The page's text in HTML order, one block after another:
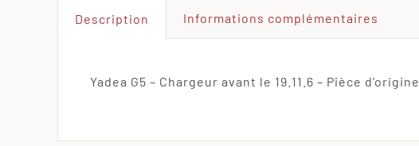
Description Informations complémentaires
Yadea G5 – Chargeur avant le 19.11.6 – Pièce d’origine.